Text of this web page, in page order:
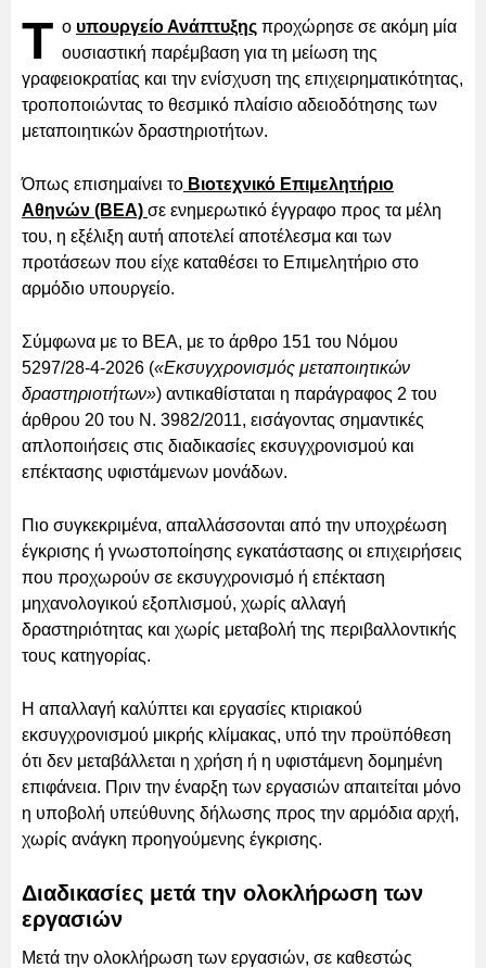
Τ ο υπουργείο Ανάπτυξης προχώρησε σε ακόμη μία
ουσιαστική παρέμβαση για τη μείωση της
γραφειοκρατίας και την ενίσχυση της επιχειρηματικότητας,
τροποποιώντας το θεσμικό πλαίσιο αδειοδότησης των
μεταποιητικών δραστηριοτήτων.
Όπως επισημαίνει το Βιοτεχνικό Επιμελητήριο
Αθηνών (ΒΕΑ) σε ενημερωτικό έγγραφο προς τα μέλη
του, η εξέλιξη αυτή αποτελεί αποτέλεσμα και των
προτάσεων που είχε καταθέσει το Επιμελητήριο στο
αρμόδιο υπουργείο.
Σύμφωνα με το ΒΕΑ, με το άρθρο 151 του Νόμου
5297/28-4-2026 («Εκσυγχρονισμός μεταποιητικών
δραστηριοτήτων») αντικαθίσταται η παράγραφος 2 του
άρθρου 20 του Ν. 3982/2011, εισάγοντας σημαντικές
απλοποιήσεις στις διαδικασίες εκσυγχρονισμού και
επέκτασης υφιστάμενων μονάδων.
Πιο συγκεκριμένα, απαλλάσσονται από την υποχρέωση
έγκρισης ή γνωστοποίησης εγκατάστασης οι επιχειρήσεις
που προχωρούν σε εκσυγχρονισμό ή επέκταση
μηχανολογικού εξοπλισμού, χωρίς αλλαγή
δραστηριότητας και χωρίς μεταβολή της περιβαλλοντικής
τους κατηγορίας.
Η απαλλαγή καλύπτει και εργασίες κτιριακού
εκσυγχρονισμού μικρής κλίμακας, υπό την προϋπόθεση
ότι δεν μεταβάλλεται η χρήση ή η υφιστάμενη δομημένη
επιφάνεια. Πριν την έναρξη των εργασιών απαιτείται μόνο
η υποβολή υπεύθυνης δήλωσης προς την αρμόδια αρχή,
χωρίς ανάγκη προηγούμενης έγκρισης.
Διαδικασίες μετά την ολοκλήρωση των
εργασιών
Μετά την ολοκλήρωση των εργασιών, σε καθεστώς